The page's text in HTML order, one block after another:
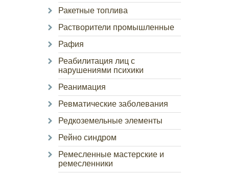
Ракетные топлива
Растворители промышленные
Рафия
Реабилитация лиц с
нарушениями психики
Реанимация
Ревматические заболевания
Редкоземельные элементы
Рейно синдром
Ремесленные мастерские и
ремесленники